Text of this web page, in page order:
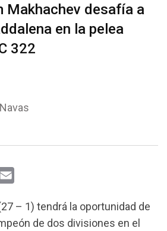
Makhachev desafía a
en la pelea
322
a
i
– 1) tendrá la oportunidad de
de dos divisiones en el